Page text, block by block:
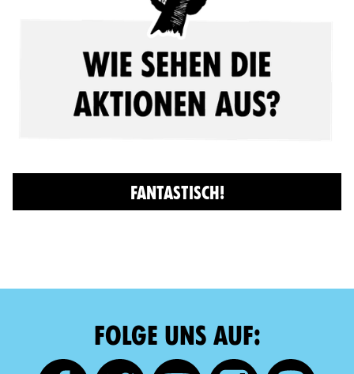
FANTASTISCH!
FOLGE UNS AUF: